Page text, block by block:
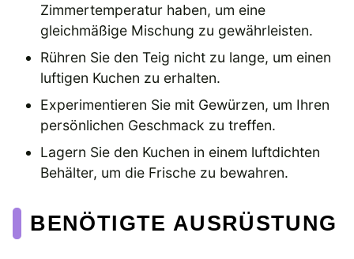
Zimmertemperatur haben, um eine
gleichmäßige Mischung zu gewährleisten.
Rühren Sie den Teig nicht zu lange, um einen
luftigen Kuchen zu erhalten.
Experimentieren Sie mit Gewürzen, um Ihren
persönlichen Geschmack zu treffen.
Lagern Sie den Kuchen in einem luftdichten
Behälter, um die Frische zu bewahren.
BENÖTIGTE AUSRÜSTUNG